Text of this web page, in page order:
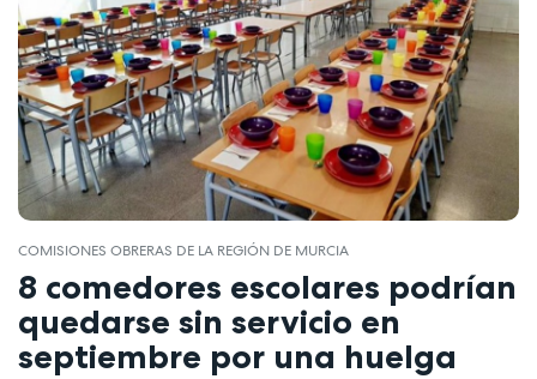
COMISIONES OBRERAS DE LA REGIÓN DE MURCIA
8 comedores escolares podrían
quedarse sin servicio en
septiembre por una huelga